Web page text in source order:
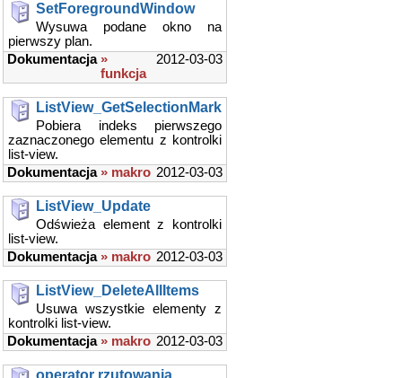
SetForegroundWindow
Wysuwa podane okno na
pierwszy plan.
2012-03-03
Dokumentacja »
funkcja
ListView_GetSelectionMark
Pobiera indeks pierwszego
zaznaczonego elementu z kontrolki
list-view.
2012-03-03
Dokumentacja » makro
ListView_Update
Odświeża element z kontrolki
list-view.
2012-03-03
Dokumentacja » makro
ListView_DeleteAllItems
Usuwa wszystkie elementy z
kontrolki list-view.
2012-03-03
Dokumentacja » makro
operator rzutowania